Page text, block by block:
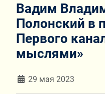
Вадим
Полонский в
Первого
мыслями»
Информация о
29 мая 2023